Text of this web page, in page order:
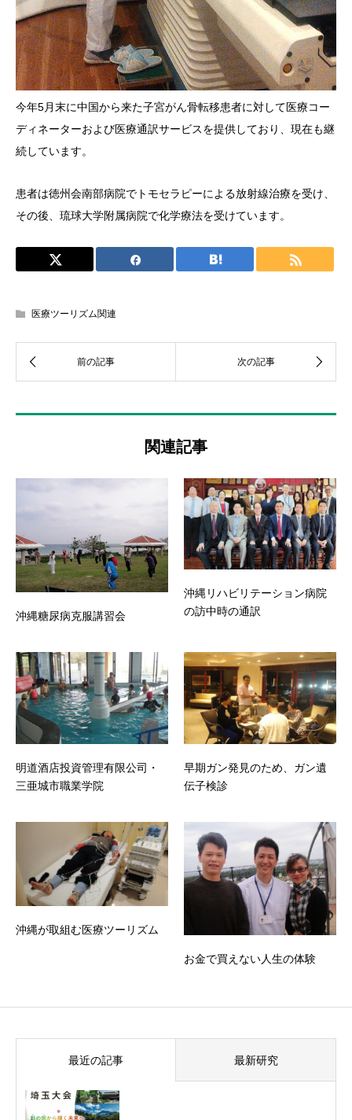
今年5月末に中国から来た子宮がん骨転移患者に対して医療コー
ディネーターおよび医療通訳サービスを提供しており、現在も継
続しています。
患者は徳州会南部病院でトモセラピーによる放射線治療を受け、
その後、琉球大学附属病院で化学療法を受けています。
医療ツーリズム関連
関連記事
沖縄糖尿病克服講習会
沖縄リハビリテーション病院
の訪中時の通訳
明道酒店投資管理有限公司・
三亜城市職業学院
早期ガン発見のため、ガン遺
伝子検診
沖縄が取組む医療ツーリズム
お金で買えない人生の体験
最近の記事 最新研究